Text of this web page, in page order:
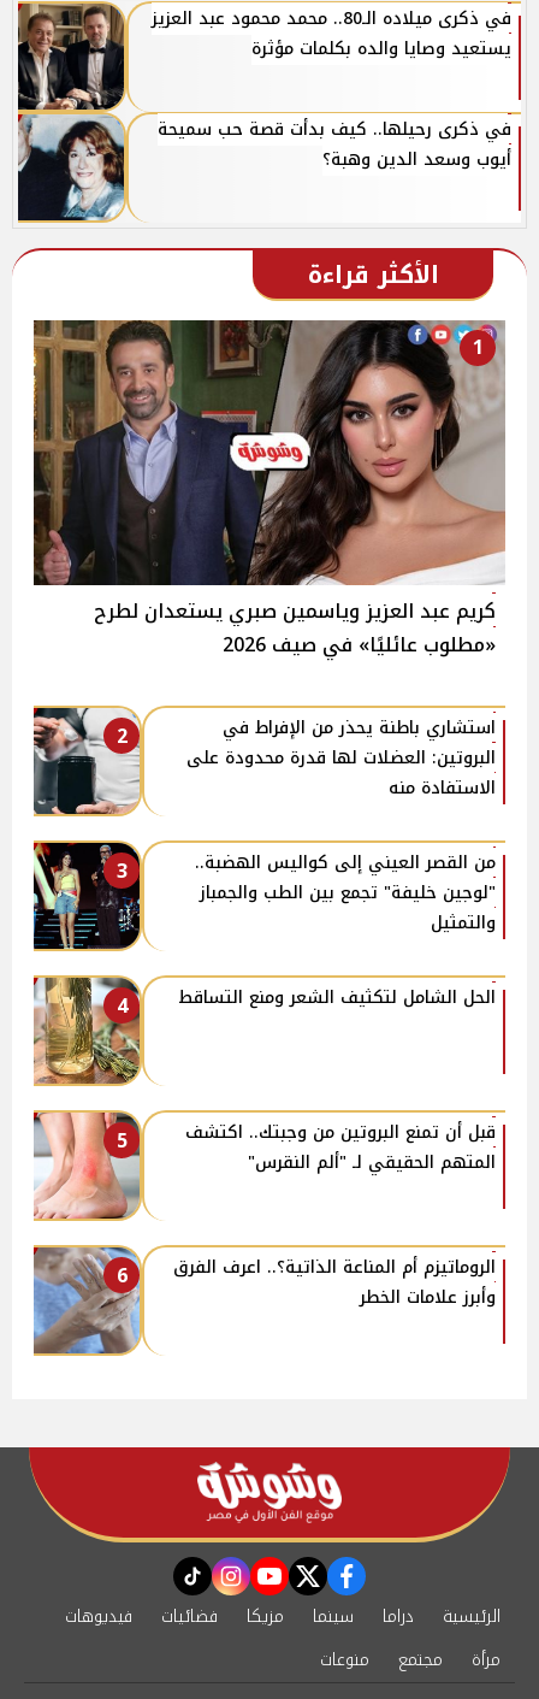
في ذكرى ميلاده الـ80.. محمد محمود عبد العزيز
يستعيد وصايا والده بكلمات مؤثرة
في ذكرى رحيلها.. كيف بدأت قصة حب سميحة
أيوب وسعد الدين وهبة؟
الأكثر قراءة
1
كريم عبد العزيز وياسمين صبري يستعدان لطرح
«مطلوب عائليًا» في صيف 2026
2
استشاري باطنة يحذر من الإفراط في
البروتين: العضلات لها قدرة محدودة على
الاستفادة منه
3
من القصر العيني إلى كواليس الهضبة..
"لوجين خليفة" تجمع بين الطب والجمباز
والتمثيل
4 الحل الشامل لتكثيف الشعر ومنع التساقط
5
قبل أن تمنع البروتين من وجبتك.. اكتشف
المتهم الحقيقي لـ "ألم النقرس"
6
الروماتيزم أم المناعة الذاتية؟.. اعرف الفرق
وأبرز علامات الخطر
facebook
twitter
youtube
instagram
tiktok
الرئيسية دراما سينما مزيكا فضائيات
فيديوهات
مرأة
مجتمع
منوعات